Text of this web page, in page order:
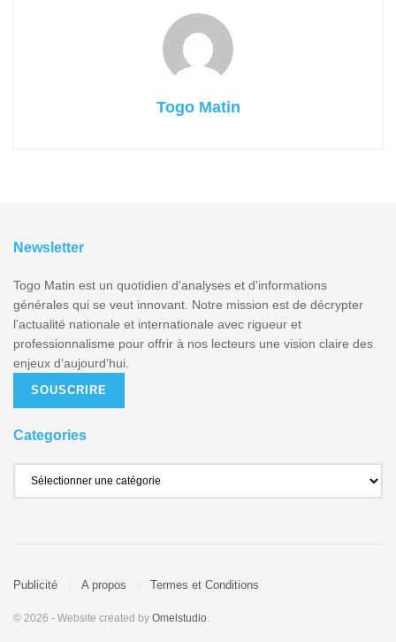
Togo Matin
Newsletter
Togo Matin est un quotidien d'analyses et d'informations
générales qui se veut innovant. Notre mission est de décrypter
l'actualité nationale et internationale avec rigueur et
professionnalisme pour offrir à nos lecteurs une vision claire des
enjeux d’aujourd’hui.
SOUSCRIRE
Categories
Publicité A propos Termes et Conditions
© 2026 - Website created by Omelstudio